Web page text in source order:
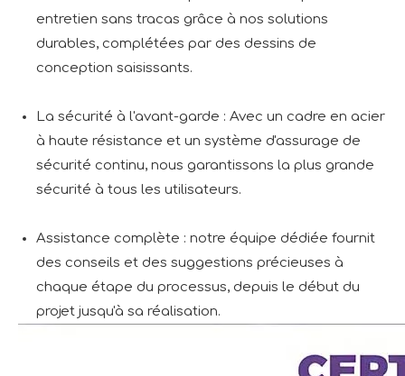
entretien sans tracas grâce à nos solutions
durables, complétées par des dessins de
conception saisissants.
La sécurité à l'avant-garde : Avec un cadre en acier
à haute résistance et un système d'assurage de
sécurité continu, nous garantissons la plus grande
sécurité à tous les utilisateurs.
Assistance complète : notre équipe dédiée fournit
des conseils et des suggestions précieuses à
chaque étape du processus, depuis le début du
projet jusqu'à sa réalisation.